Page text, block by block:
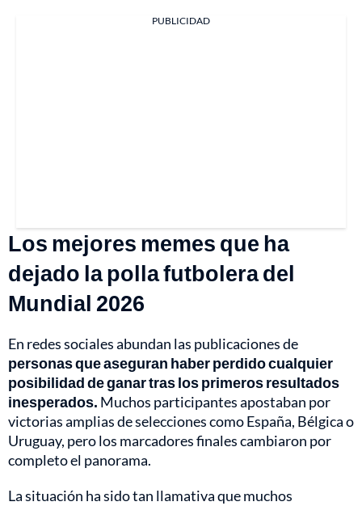
PUBLICIDAD
Los mejores memes que ha
dejado la polla futbolera del
Mundial 2026
En redes sociales abundan las publicaciones de
personas que aseguran haber perdido cualquier
posibilidad de ganar tras los primeros resultados
inesperados. Muchos participantes apostaban por
victorias amplias de selecciones como España, Bélgica o
Uruguay, pero los marcadores finales cambiaron por
completo el panorama.
La situación ha sido tan llamativa que muchos